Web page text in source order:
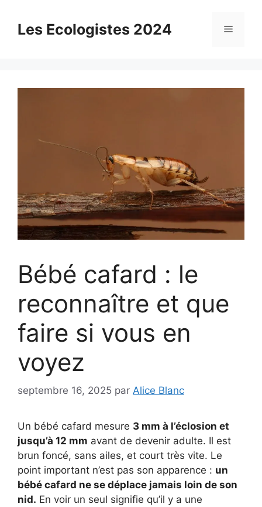
contenuLes Ecologistes 2024 Menu
Bébé cafard : le
reconnaître et que
faire si vous en
voyez
septembre 16, 2025 par Alice Blanc
Un bébé cafard mesure 3 mm à l’éclosion et
jusqu’à 12 mm avant de devenir adulte. Il est
brun foncé, sans ailes, et court très vite. Le
point important n’est pas son apparence : un
bébé cafard ne se déplace jamais loin de son
nid. En voir un seul signifie qu’il y a une